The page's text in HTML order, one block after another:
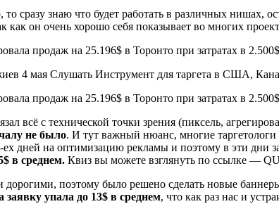
то сразу знаю что будет работать в различных
как он очень хорошо себя показывает во многих
4 мая Слушать Инструмент для таргета в США,
всё с технической точки зрения (пиксель,
не было. И тут важный нюанс, многие
дней на оптимизацию рекламы и поэтому в эти дни
в среднем. Квиз вы можете взглянуть по ссылке —
поэтому было решено сделать новые
заявку упала до 13$ в среднем, что как раз нас и